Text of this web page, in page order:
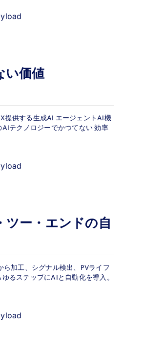
い価値
提供する生成AI エージェントAI機
AIテクノロジーでかつてない 効率
ツー・エンドの自
ら加工、シグナル検出、PVライフ
るステップにAIと自動化を導入。